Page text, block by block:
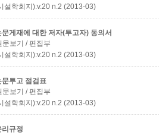
설학회지):v.20 n.2 (2013-03)
게재에 대한 저자(투고자) 동의서
문보기 / 편집부
설학회지):v.20 n.2 (2013-03)
투고 점검표
문보기 / 편집부
설학회지):v.20 n.2 (2013-03)
규정